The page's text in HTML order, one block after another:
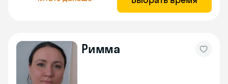
Римма